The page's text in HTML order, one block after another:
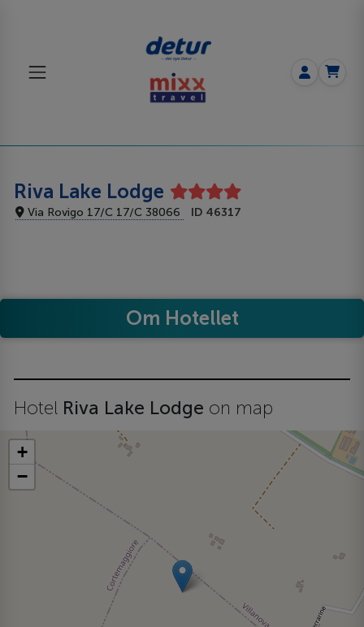
Riva Lake Lodge
Via Rovigo 17/C 17/C 38066 ID 46317
Om Hotellet
Hotel Riva Lake Lodge on map
+
−